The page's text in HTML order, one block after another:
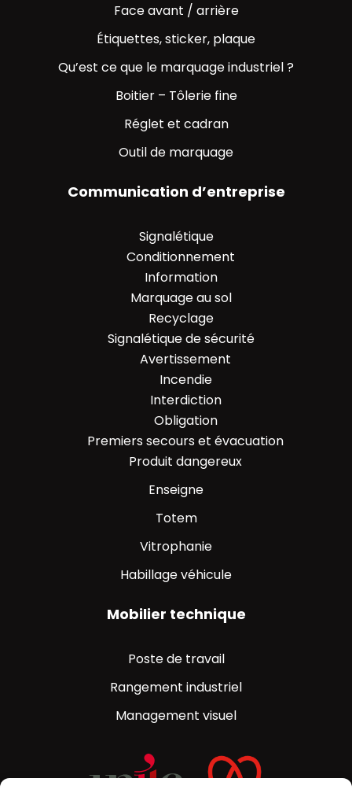
Face avant / arrière
Étiquettes, sticker, plaque
Qu’est ce que le marquage industriel ?
Boitier – Tôlerie fine
Réglet et cadran
Outil de marquage
Communication d’entreprise
Signalétique
Conditionnement
Information
Marquage au sol
Recyclage
Signalétique de sécurité
Avertissement
Incendie
Interdiction
Obligation
Premiers secours et évacuation
Produit dangereux
Enseigne
Totem
Vitrophanie
Habillage véhicule
Mobilier technique
Poste de travail
Rangement industriel​
Management visuel